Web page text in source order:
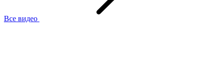
Все видео